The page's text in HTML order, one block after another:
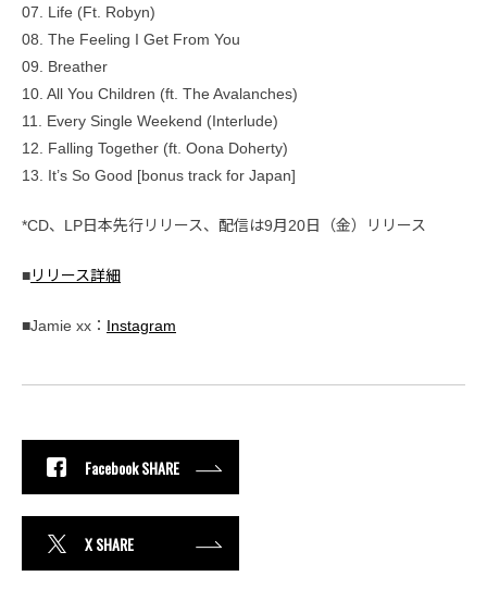
07. Life (Ft. Robyn)
08. The Feeling I Get From You
09. Breather
10. All You Children (ft. The Avalanches)
11. Every Single Weekend (Interlude)
12. Falling Together (ft. Oona Doherty)
13. It’s So Good [bonus track for Japan]
*CD、LP日本先行リリース、配信は9月20日（金）リリース
■リリース詳細
■Jamie xx： Instagram
Facebook SHARE
X SHARE